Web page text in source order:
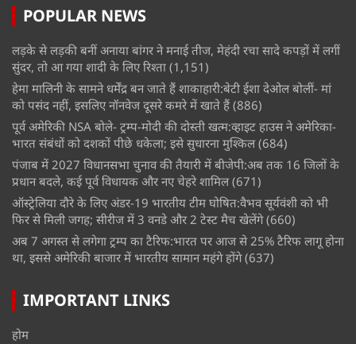
POPULAR NEWS
लड़के से लड़की बनीं अनाया बांगर ने मनाई तीज, मेहंदी रचा सादे कपड़ों में लगीं
सुंदर, तो आ गया शादी के लिए रिश्ता (1,151)
हेमा मालिनी के सामने धर्मेंद्र बन जाते हैं शाकाहारी:बेटी ईशा देओल बोलीं- मां
को पसंद नहीं, इसलिए नॉनवेज दूसरे कमरे में खाते हैं (886)
पूर्व अमेरिकी NSA बोले- ट्रम्प-मोदी की दोस्ती खत्म:व्हाइट हाउस ने अमेरिका-
भारत संबंधों को दशकों पीछे धकेला; इसे सुधारना मुश्किल (684)
पंजाब में 2027 विधानसभा चुनाव की तैयारी में बीजेपी:अब तक 16 जिलों के
प्रधान बदले, कई पूर्व विधायक और नए चेहरे शामिल (671)
ऑस्ट्रेलिया दौरे के लिए अंडर-19 भारतीय टीम घोषित:वैभव सूर्यवंशी को भी
फिर से मिली जगह; सीरीज में 3 वनडे और 2 टेस्ट मैच खेलेंगे (660)
अब 7 अगस्त से लगेगा ट्रम्प का टैरिफ:भारत पर आज से 25% टैरिफ लागू होना
था, इससे अमेरिकी बाजार में भारतीय सामान महंगे होंगे (637)
IMPORTANT LINKS
होम